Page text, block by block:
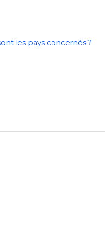
les pays concernés ?